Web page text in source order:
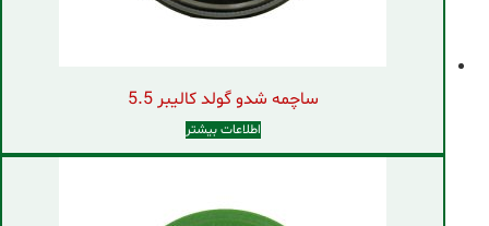
ساچمه شدو گولد کالیبر 5.5
اطلاعات بیشتر